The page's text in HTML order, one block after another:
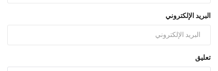
البريد الإلكتروني
تعليق